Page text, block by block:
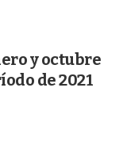
y octubre
de 2021